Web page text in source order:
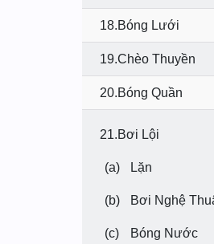
18.Bóng Lưới
19.Chèo Thuyền
20.Bóng Quần
21.Bơi Lội
(a) Lặn
(b) Bơi Nghệ
(c) Bóng Nước